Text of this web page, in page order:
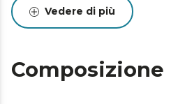
Vedere di più
Composizione